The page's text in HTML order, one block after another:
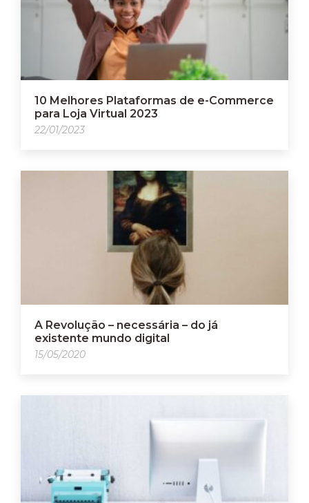
10 Melhores Plataformas de e-Commerce
para Loja Virtual 2023
22/01/2023
A Revolução – necessária – do já
existente mundo digital
15/05/2020